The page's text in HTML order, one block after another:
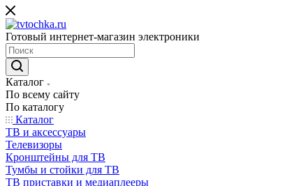
Готовый интернет-магазин электроники
Каталог
По всему сайту
По каталогу
Каталог
ТВ и аксессуары
Телевизоры
Кронштейны для ТВ
Тумбы и стойки для ТВ
ТВ приставки и медиаплееры